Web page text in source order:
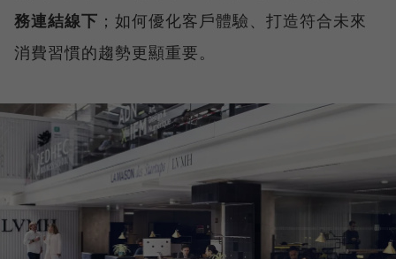
務連結線下 ；如何優化客戶體驗、打造符合未來
消費習慣的趨勢更顯重要。